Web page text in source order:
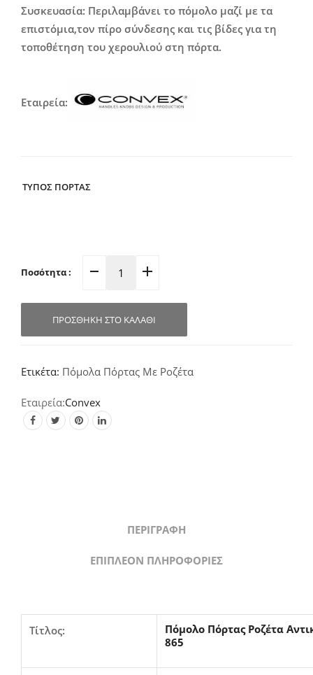
Συσκευασία: Περιλαμβάνει το πόμολο μαζί με τα
επιστόμια,τον πίρο σύνδεσης και τις βίδες για τη
τοποθέτηση του χερουλιού στη πόρτα.
Εταιρεία:
ΤΥΠΟΣ ΠΟΡΤΑΣ
Ποσότητα :
Πόμολο
Ροζέτα
ΠΡΟΣΘΉΚΗ ΣΤΟ ΚΑΛΆΘΙ
Ετικέτα: Πόμολα Πόρτας Με Ροζέτα
Convex
ΠΕΡΙΓΡΑΦΉ
ΕΠΙΠΛΈΟΝ ΠΛΗΡΟΦΟΡΊΕΣ
Τίτλος:
Πόμολο Πόρτας Ροζέτα
865